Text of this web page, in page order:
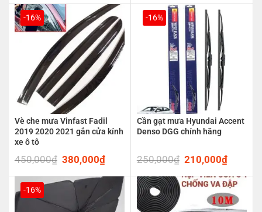
was:
390,000₫.
is:
350,000₫.
was:
250,000₫.
is:
-16%
Vè che mưa Vinfast Fadil
2019 2020 2021 gắn cửa kính
xe ô tô
450,000₫ Original
was:
450,000₫.
380,000₫Current
is:
380,000₫.
-16%
Cần gạt mưa Hyundai Accent
Denso DGG chính hãng
250,000₫ Original
was:
250,000₫.
210,000₫Current
is:
-16%